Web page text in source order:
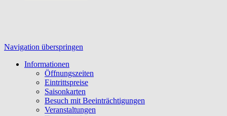
Navigation überspringen
Informationen
Öffnungszeiten
Eintrittspreise
Saisonkarten
Besuch mit Beeinträchtigungen
Veranstaltungen